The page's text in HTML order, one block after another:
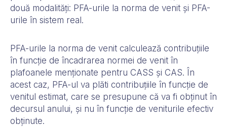
două modalități: PFA-urile la norma de venit și PFA-
urile în sistem real.
PFA-urile la norma de venit calculează contribuțiile
în funcție de încadrarea normei de venit în
plafoanele menționate pentru CASS și CAS. În
acest caz, PFA-ul va plăti contribuțiile în funcție de
venitul estimat, care se presupune că va fi obținut în
decursul anului, și nu în funcție de veniturile efectiv
obținute.